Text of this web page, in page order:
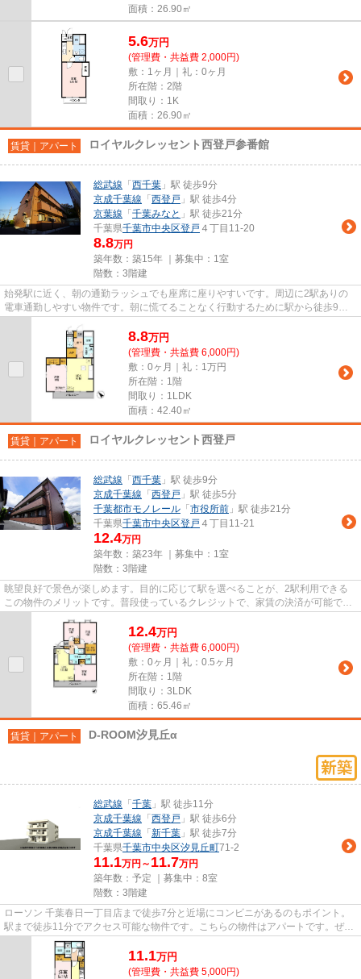
面積：26.90㎡
5.6万円
(管理費・共益費 2,000円)
敷：1ヶ月｜礼：0ヶ月
所在階：2階
間取り：1K
面積：26.90㎡
賃貸｜アパート ロイヤルクレッセント西登戸参番館
総武線 「 西千葉 」駅 徒歩9分
京成千葉線 「 西登戸 」駅 徒歩4分
京葉線 「 千葉みなと 」駅 徒歩21分
千葉県千葉市中央区登戸 ４丁目11-20
8.8万円
築年数：築15年 ｜募集中： 1室
階数：3階建
始発駅に近く、朝の通勤ラッシュでも座席に座りやすいです。周辺に2駅ありの
電車通勤しやすい物件です。朝に慌てることなく行動するために駅から徒歩9分
8.8万円
(管理費・共益費 6,000円)
敷：0ヶ月｜礼：1万円
所在階：1階
間取り：1LDK
面積：42.40㎡
賃貸｜アパート ロイヤルクレッセント西登戸
総武線 「 西千葉 」駅 徒歩9分
京成千葉線 「 西登戸 」駅 徒歩5分
千葉都市モノレール 「 市役所前 」駅 徒歩21分
千葉県千葉市中央区登戸 ４丁目11-21
12.4万円
築年数：築23年 ｜募集中： 1室
階数：3階建
眺望良好で景色が楽しめます。目的に応じて駅を選べることが、2駅利用できる
この物件のメリットです。普段使っているクレジットで、家賃の決済が可能で
12.4万円
(管理費・共益費 6,000円)
敷：0ヶ月｜礼：0.5ヶ月
所在階：1階
間取り：3LDK
面積：65.46㎡
賃貸｜アパート D-ROOM汐見丘α
総武線 「 千葉 」駅 徒歩11分
京成千葉線 「 西登戸 」駅 徒歩6分
京成千葉線 「 新千葉 」駅 徒歩7分
千葉県千葉市中央区汐見丘町71-2
11.1万円～ 11.7万円
築年数：予定 ｜募集中： 8室
階数：3階建
ローソン 千葉春日一丁目店まで徒歩7分と近場にコンビニがあるのもポイント。
駅まで徒歩11分でアクセス可能な物件です。こちらの物件はアパートです。ぜひ
一度見ていただきたい、「汐...
11.1万円
(管理費・共益費 5,000円)